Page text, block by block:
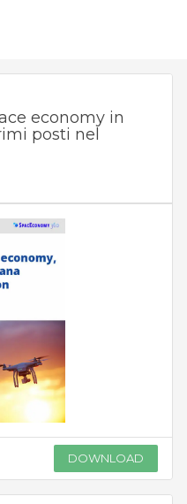
economy in
posti nel
DOWNLOAD